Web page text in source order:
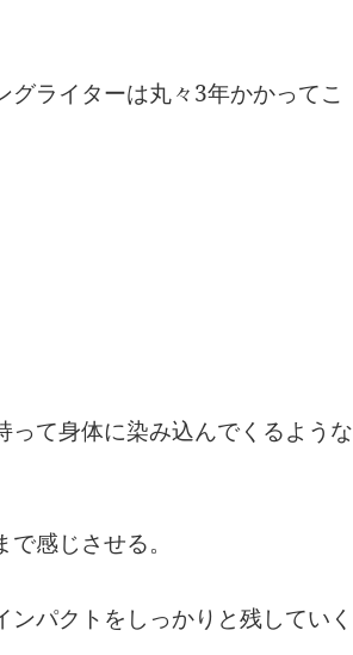
ライターは丸々3年かかってこ
て身体に染み込んでくるような
感じさせる。
パクトをしっかりと残していく